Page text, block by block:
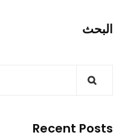
البحث
Recent Posts